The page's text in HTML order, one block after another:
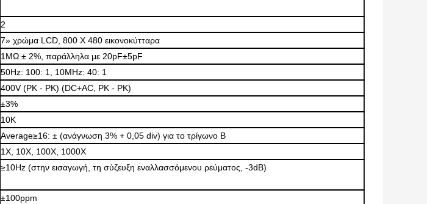
2
7» χρώμα LCD, 800 X 480 εικονοκύτταρα
1MΩ ± 2%, παράλληλα με 20pF±5pF
50Hz: 100: 1, 10MHz: 40: 1
400V (PK - PK) (DC+AC, PK - PK)
±3%
10K
Average≥16: ± (ανάγνωση 3% + 0,05 div) για το τρίγωνο Β
1X, 10X, 100X, 1000X
≥10Hz (στην εισαγωγή, τη σύζευξη εναλλασσόμενου ρεύματος, -3dB)
±100ppm